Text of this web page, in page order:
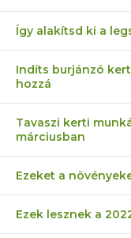
Így alakítsd ki a
Indíts burjánzó
hozzá
Tavaszi kerti
márciusban
Ezeket a
Ezek lesznek a